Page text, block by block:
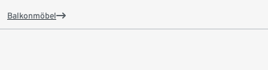
Balkonmöbel